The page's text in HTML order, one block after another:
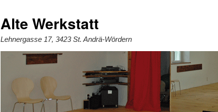
Alte Werkstatt
Lehnergasse 17, 3423 St. Andrä-Wördern